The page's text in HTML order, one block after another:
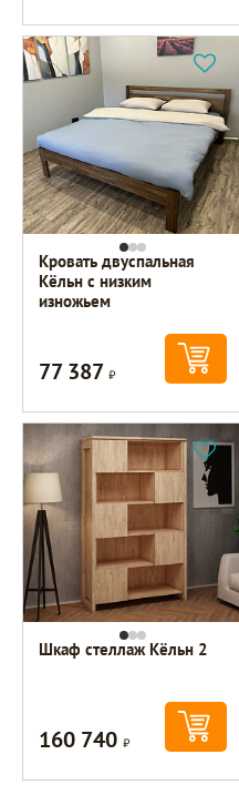
Кровать двуспальная
Кёльн с низким
изножьем
77 387Р
Шкаф стеллаж Кёльн 2
160 740Р